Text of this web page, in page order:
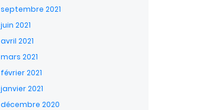
septembre 2021
juin 2021
avril 2021
mars 2021
février 2021
janvier 2021
décembre 2020